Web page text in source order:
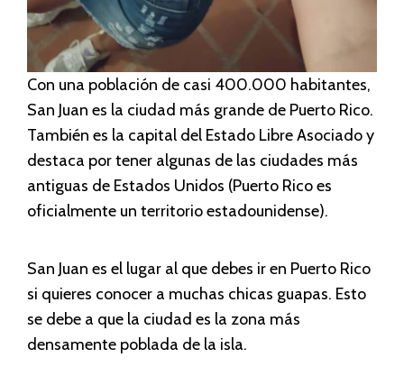
Con una población de casi 400.000 habitantes,
San Juan es la ciudad más grande de Puerto Rico.
También es la capital del Estado Libre Asociado y
destaca por tener algunas de las ciudades más
antiguas de Estados Unidos (Puerto Rico es
oficialmente un territorio estadounidense).
San Juan es el lugar al que debes ir en Puerto Rico
si quieres conocer a muchas chicas guapas. Esto
se debe a que la ciudad es la zona más
densamente poblada de la isla.